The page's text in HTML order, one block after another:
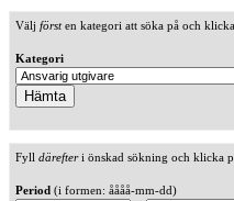
Välj försten kategori att söka på och
Kategori
Fyll därefteri önskad sökning och klicka
Period (i formen: åååå-mm-dd)